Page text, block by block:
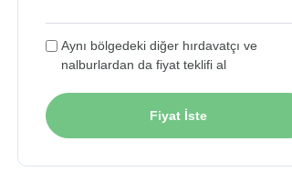
Aynı bölgedeki diğer hırdavatçı ve
nalburlardan da fiyat teklifi al
Fiyat İste